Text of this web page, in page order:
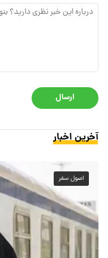
ارسال
آخرین اخبار
اصول سفر